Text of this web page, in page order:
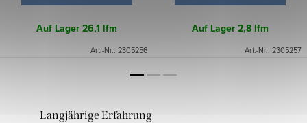
Auf Lager 26,1 lfm
Art.-Nr.: 2305256
Auf Lager 2,8 lfm
Art.-Nr.: 2305257
Langjährige Erfahrung